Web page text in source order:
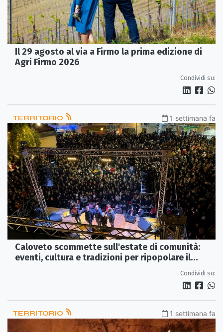
Il 29 agosto al via a Firmo la prima edizione di
Agri Firmo 2026
Condividi su:
TERRITORIO 1 settimana fa
Caloveto scommette sull'estate di comunità:
eventi, cultura e tradizioni per ripopolare il
Condividi su:
TERRITORIO 1 settimana fa